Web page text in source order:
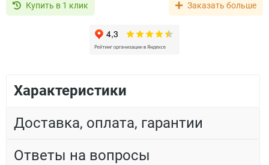
Купить в 1 клик Заказать больше
Характеристики
Доставка, оплата, гарантии
Ответы на вопросы